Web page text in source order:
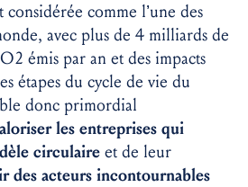
considérée comme l’une des
avec plus de 4 milliards de
émis par an et des impacts
étapes du cycle de vie du
donc primordial
les entreprises qui
circulaire et de leur
des acteurs incontournables